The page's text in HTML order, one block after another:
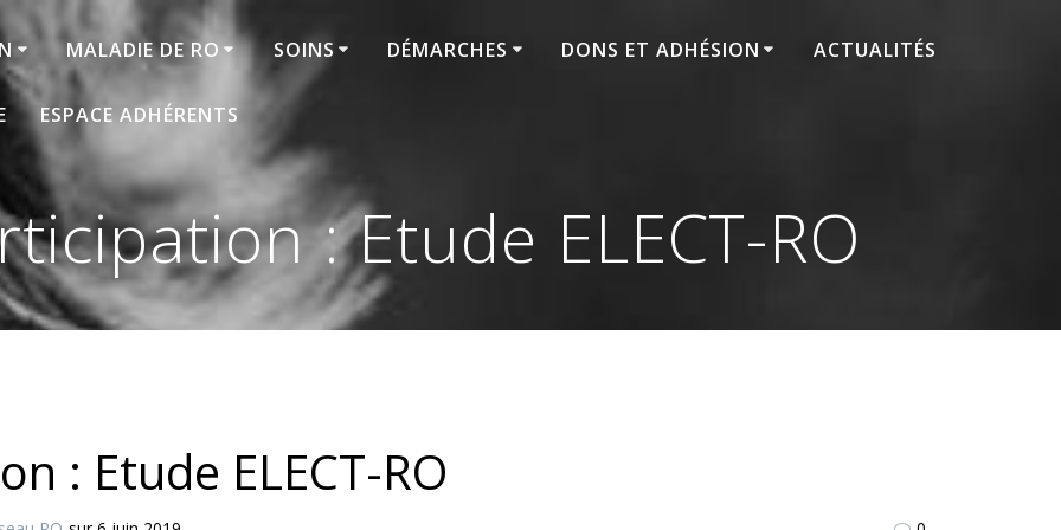
MALADIE DE RO SOINS DÉMARCHES DONS ET ADHÉSION ACTUALITÉS
ESPACE ADHÉRENTS
: Etude ELECT-RO
: Etude ELECT-RO